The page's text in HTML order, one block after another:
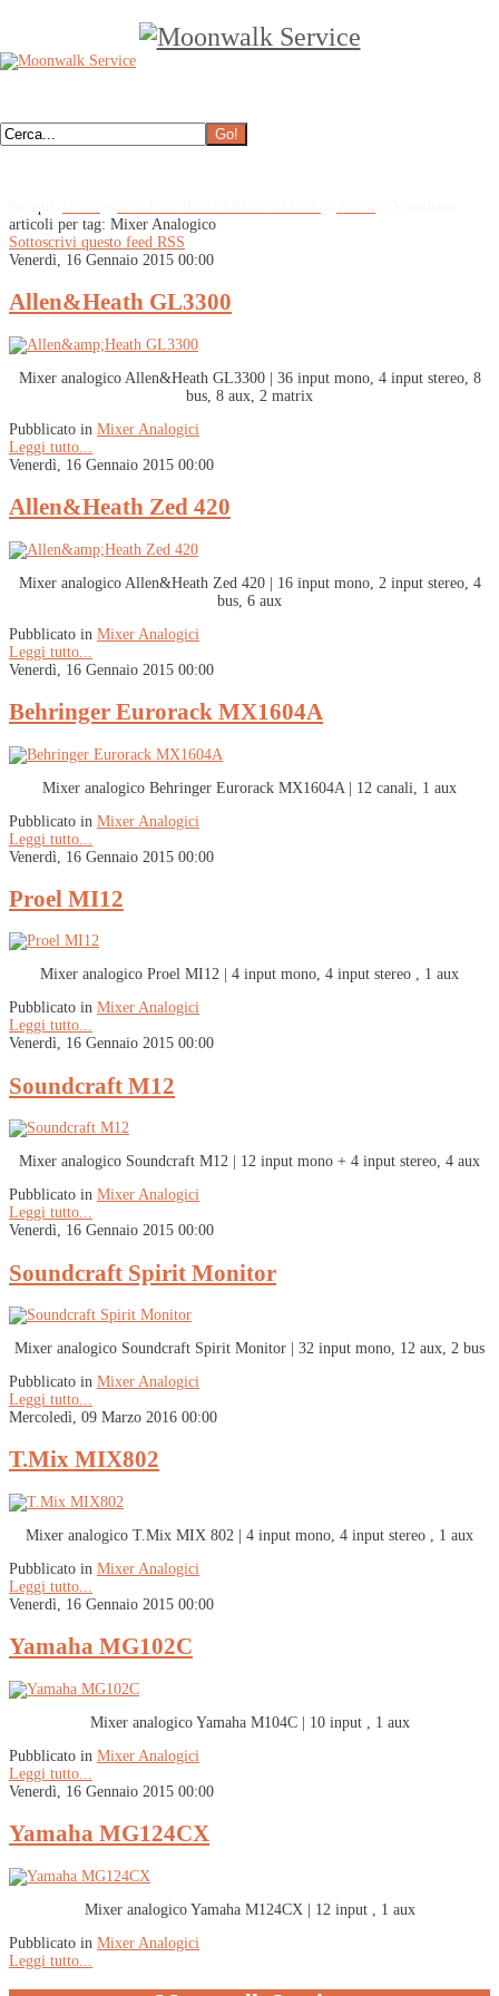
articoli per tag: Mixer Analogico
Sottoscrivi questo feed RSS
Venerdì, 16 Gennaio 2015 00:00
Allen&Heath GL3300
Mixer analogico Allen&Heath GL3300 | 36 input mono, 4 input stereo, 8
bus, 8 aux, 2 matrix
Pubblicato in Mixer Analogici
Leggi tutto...
Venerdì, 16 Gennaio 2015 00:00
Allen&Heath Zed 420
Mixer analogico Allen&Heath Zed 420 | 16 input mono, 2 input stereo, 4
bus, 6 aux
Pubblicato in Mixer Analogici
Leggi tutto...
Venerdì, 16 Gennaio 2015 00:00
Behringer Eurorack MX1604A
Mixer analogico Behringer Eurorack MX1604A | 12 canali, 1 aux
Pubblicato in Mixer Analogici
Leggi tutto...
Venerdì, 16 Gennaio 2015 00:00
Proel MI12
Mixer analogico Proel MI12 | 4 input mono, 4 input stereo , 1 aux
Pubblicato in Mixer Analogici
Leggi tutto...
Venerdì, 16 Gennaio 2015 00:00
Soundcraft M12
Mixer analogico Soundcraft M12 | 12 input mono + 4 input stereo, 4 aux
Pubblicato in Mixer Analogici
Leggi tutto...
Venerdì, 16 Gennaio 2015 00:00
Soundcraft Spirit Monitor
Mixer analogico Soundcraft Spirit Monitor | 32 input mono, 12 aux, 2 bus
Pubblicato in Mixer Analogici
Leggi tutto...
Mercoledì, 09 Marzo 2016 00:00
T.Mix MIX802
Mixer analogico T.Mix MIX 802 | 4 input mono, 4 input stereo , 1 aux
Pubblicato in Mixer Analogici
Leggi tutto...
Venerdì, 16 Gennaio 2015 00:00
Yamaha MG102C
Mixer analogico Yamaha M104C | 10 input , 1 aux
Pubblicato in Mixer Analogici
Leggi tutto...
Venerdì, 16 Gennaio 2015 00:00
Yamaha MG124CX
Mixer analogico Yamaha M124CX | 12 input , 1 aux
Pubblicato in Mixer Analogici
Leggi tutto...